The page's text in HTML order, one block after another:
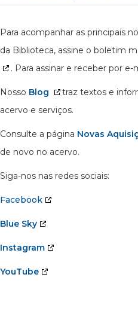
Para acompanhar as principais
da Biblioteca, assine o boletim
. Para assinar e receber por e-
Nosso Blog
traz textos e
acervo e serviços.
Consulte a página Novas
de novo no acervo.
Siga-nos nas redes sociais:
Facebook
Blue Sky
Instagram
YouTube